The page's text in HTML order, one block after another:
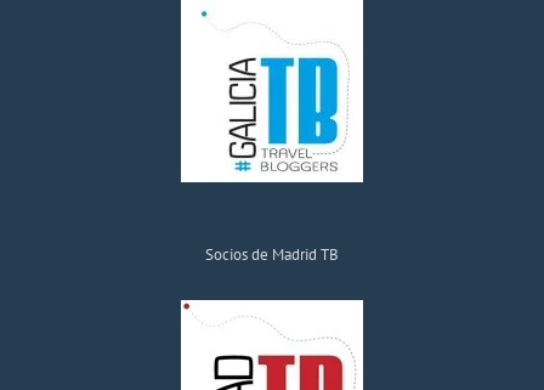
Socios de Madrid TB